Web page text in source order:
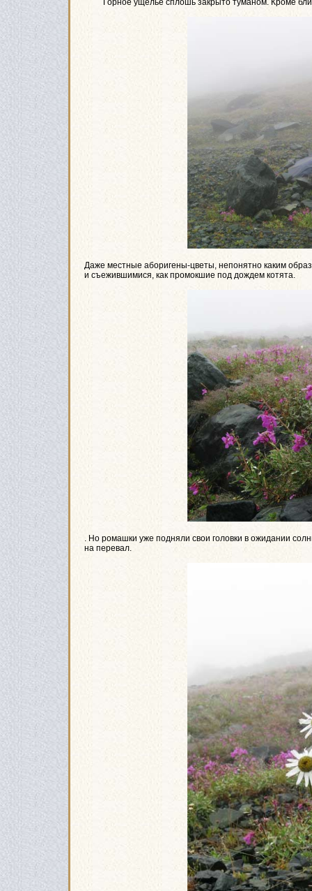
Даже местные аборигены-цветы, непонятно каким
и съежившимися, как промокшие под дождем котята.
. Но ромашки уже подняли свои головки в ожидании
на перевал.